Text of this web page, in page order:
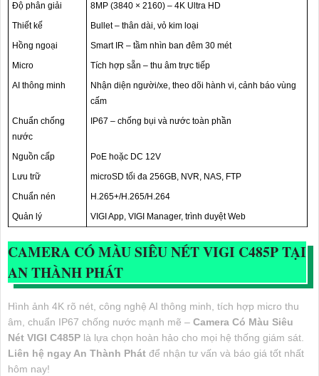
Độ phân giải
8MP (3840 × 2160) – 4K Ultra HD
Thiết kế
Bullet – thân dài, vỏ kim loại
Hồng ngoại
Smart IR – tầm nhìn ban đêm 30 mét
Micro
Tích hợp sẵn – thu âm trực tiếp
AI thông minh
Nhận diện người/xe, theo dõi hành vi, cảnh báo vùng
cấm
Chuẩn chống
nước
IP67 – chống bụi và nước toàn phần
Nguồn cấp
PoE hoặc DC 12V
Lưu trữ
microSD tối đa 256GB, NVR, NAS, FTP
Chuẩn nén
H.265+/H.265/H.264
Quản lý
VIGI App, VIGI Manager, trình duyệt Web
CAMERA CÓ MÀU SIÊU NÉT VIGI C485P TẠI
AN THÀNH PHÁT
Hình ảnh 4K rõ nét, công nghệ AI thông minh, tích hợp micro thu
âm, chuẩn IP67 chống nước mạnh mẽ – Camera Có Màu Siêu
Nét VIGI C485P là lựa chọn hoàn hảo cho mọi hệ thống giám sát.
Liên hệ ngay An Thành Phát để nhận tư vấn và báo giá tốt nhất
hôm nay!